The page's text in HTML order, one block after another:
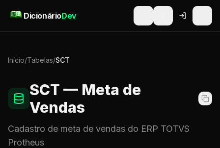
DicionárioDev
Início/Tabelas/SCT
SCT — Meta de
Vendas
Cadastro de meta de vendas do ERP TOTVS
Protheus